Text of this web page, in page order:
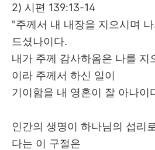
2) 시편 139:13-14
"주께서 내 내장을 지으시며
드셨나이다.
내가 주께 감사하옴은 나를 지
이라 주께서 하신 일이
기이함을 내 영혼이 잘 아나이
인간의 생명이 하나님의 섭리
다는 이 구절은